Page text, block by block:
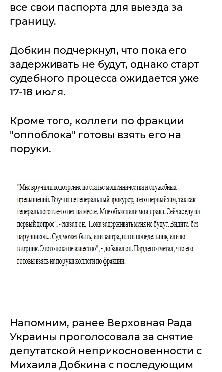
все свои паспорта для выезда за
границу.
Добкин подчеркнул, что пока его
задерживать не будут, однако старт
судебного процесса ожидается уже
17-18 июля.
Кроме того, коллеги по фракции
"оппоблока" готовы взять его на
поруки.
Напомним, ранее Верховная Рада
Украины проголосовала за снятие
депутатской неприкосновенности с
Михаила Добкина с последующим